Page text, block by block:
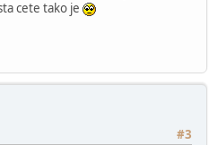
cete tako je
#3